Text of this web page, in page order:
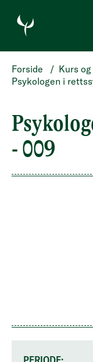
HOPP TIL
Forside / Kurs
Psykologen i
- 009